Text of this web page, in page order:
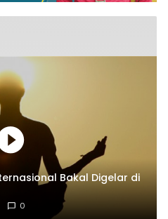
Bakal Digelar di
0